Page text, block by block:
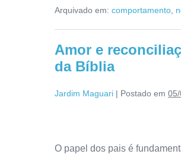
Arquivado em: comportamento
Amor e
da Bíblia
Jardim Maguari | Postado em
O papel dos pais é